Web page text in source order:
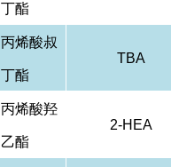
丁酯
丙烯酸叔
丁酯
TBA
丙烯酸羟
乙酯
2-HEA